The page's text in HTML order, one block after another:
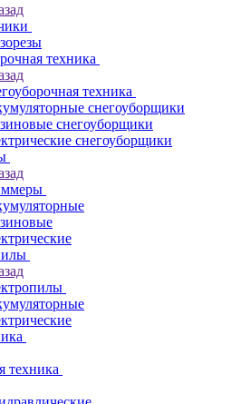
техника
техника
снегоуборщики
снегоуборщики
снегоуборщики
техника